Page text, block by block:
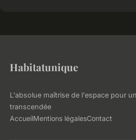
Habitatunique
L'absolue maîtrise de l'espace pour
transcendée
AccueilMentions légalesContact